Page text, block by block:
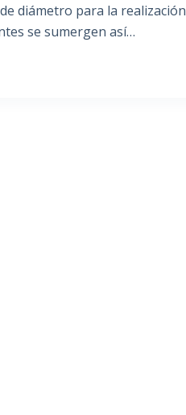
diámetro para la realización
se sumergen así…